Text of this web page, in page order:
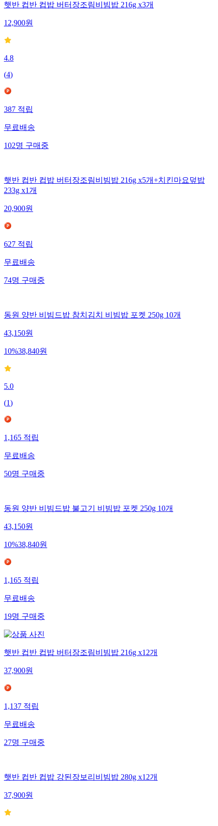
햇반 컵반 컵밥 버터장조림비빔밥 216g x3개
12,900원
4.8
(4)
387 적립
무료배송
102명 구매중
햇반 컵반 컵밥 버터장조림비빔밥 216g x5개+치킨마요덮밥
233g x1개
20,900원
627 적립
무료배송
74명 구매중
동원 양반 비빔드밥 참치김치 비빔밥 포켓 250g 10개
43,150원
10%38,840원
5.0
(1)
1,165 적립
무료배송
50명 구매중
동원 양반 비빔드밥 불고기 비빔밥 포켓 250g 10개
43,150원
10%38,840원
1,165 적립
무료배송
19명 구매중
햇반 컵반 컵밥 버터장조림비빔밥 216g x12개
37,900원
1,137 적립
무료배송
27명 구매중
햇반 컵반 컵밥 강된장보리비빔밥 280g x12개
37,900원